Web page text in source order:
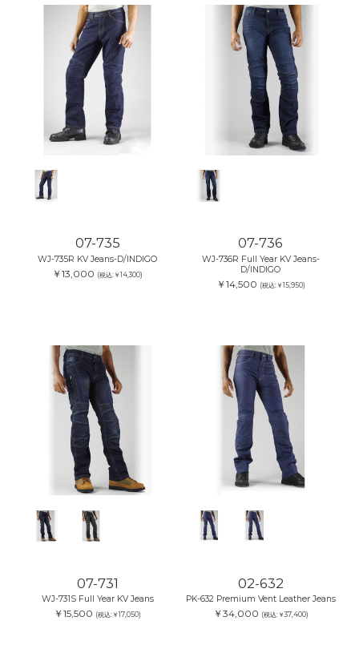
07-735
WJ-735R KV Jeans-D/INDIGO
￥13,000 (税込:￥14,300)
07-736
WJ-736R Full Year KV Jeans-
D/INDIGO
￥14,500 (税込:￥15,950)
07-731
WJ-731S Full Year KV Jeans
￥15,500 (税込:￥17,050)
02-632
PK-632 Premium Vent Leather Jeans
￥34,000 (税込:￥37,400)